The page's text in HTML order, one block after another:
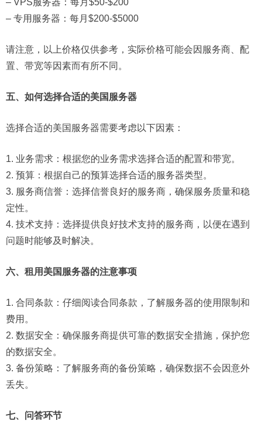
– VPS服务器：每月$50-$200
– 专用服务器：每月$200-$5000
请注意，以上价格仅供参考，实际价格可能会因服务商、配
置、带宽等因素而有所不同。
五、如何选择合适的美国服务器
选择合适的美国服务器需要考虑以下因素：
1. 业务需求：根据您的业务需求选择合适的配置和带宽。
2. 预算：根据自己的预算选择合适的服务器类型。
3. 服务商信誉：选择信誉良好的服务商，确保服务质量和稳
定性。
4. 技术支持：选择提供良好技术支持的服务商，以便在遇到
问题时能够及时解决。
六、租用美国服务器的注意事项
1. 合同条款：仔细阅读合同条款，了解服务器的使用限制和
费用。
2. 数据安全：确保服务商提供可靠的数据安全措施，保护您
的数据安全。
3. 备份策略：了解服务商的备份策略，确保数据不会因意外
丢失。
七、问答环节